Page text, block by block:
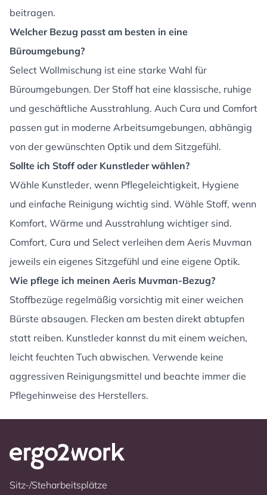
beitragen.
Welcher Bezug passt am besten in eine
Büroumgebung?
Select Wollmischung ist eine starke Wahl für
Büroumgebungen. Der Stoff hat eine klassische, ruhige
und geschäftliche Ausstrahlung. Auch Cura und Comfort
passen gut in moderne Arbeitsumgebungen, abhängig
von der gewünschten Optik und dem Sitzgefühl.
Sollte ich Stoff oder Kunstleder wählen?
Wähle Kunstleder, wenn Pflegeleichtigkeit, Hygiene
und einfache Reinigung wichtig sind. Wähle Stoff, wenn
Komfort, Wärme und Ausstrahlung wichtiger sind.
Comfort, Cura und Select verleihen dem Aeris Muvman
jeweils ein eigenes Sitzgefühl und eine eigene Optik.
Wie pflege ich meinen Aeris Muvman-Bezug?
Stoffbezüge regelmäßig vorsichtig mit einer weichen
Bürste absaugen. Flecken am besten direkt abtupfen
statt reiben. Kunstleder kannst du mit einem weichen,
leicht feuchten Tuch abwischen. Verwende keine
aggressiven Reinigungsmittel und beachte immer die
Pflegehinweise des Herstellers.
Sitz-/Steharbeitsplätze